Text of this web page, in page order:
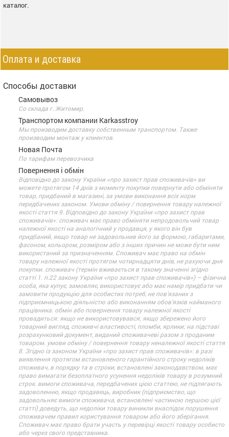
каталог.
Оплата и доставка
Способы доставки
Самовывоз
Со склада г. Житомир.
Транспортом компании Karkasstroy
Мы производим доставку собственным транспортом. Также
производим монтаж у клиентов.
Новая Почта
По тарифам перевозчика
Повернення і обмін
Відповідно до закону України «про захист прав споживачів» ви
можете протягом 14 днів з моменту покупки повернути або обміняти
товар, придбаний в магазині, за умови виконання всіх норм
передбачених законом. Умови обміну / повернення товару належної
якості стаття 9. Відповідно до закону України «про захист прав
споживачів»: споживач має право обміняти непродовольчий товар
належної якості на аналогічний у продавця, у якого він був
придбаний, якщо товар не задовольнив його за формою, габаритами,
фасоном, кольором, розміром або з інших причин не може бути ним
використаний за призначенням. Споживач має право на обмін
товару належної якості протягом чотирнадцяти днів, не рахуючи дня
покупки. споживач (термін вживається в такому значенні згідно
статті 1. п.22 закону України «про захист прав споживачів») – фізична
особа, яка купує, замовляє, використовує або має намір придбати чи
замовити продукцію для особистих потреб, не пов’язаних з
підприємницькою діяльністю або виконанням обов’язків найманого
працівника. обмін або повернення товару належної якості
провадиться: якщо не використовувався; якщо збережено його
товарний вигляд, споживчі властивості, пломби, ярлики; на підставі
розрахунковий документ, виданий споживачеві разом з проданим
товаром. умови обміну / повернення товару неналежної якості стаття
8. Згідно із законом України «про захист прав споживачів»: в разі
виявлення протягом встановленого гарантійного строку недоліків
споживач, в порядку та в строки, встановлені законодавством, має
право вимагати безоплатного усунення недоліків товару в розумний
строк. вимоги споживача, передбачених цією статтею, не підлягають
задоволенню, якщо продавець, виробник (підприємство, що
задовольняє вимоги споживача, встановлені частиною першою цієї
статті) доведуть, що недоліки товару виникли внаслідок порушення
споживачем правил користування товаром або його зберігання.
Споживач має право брати участь у перевірці якості товару особисто
або через свого представника.